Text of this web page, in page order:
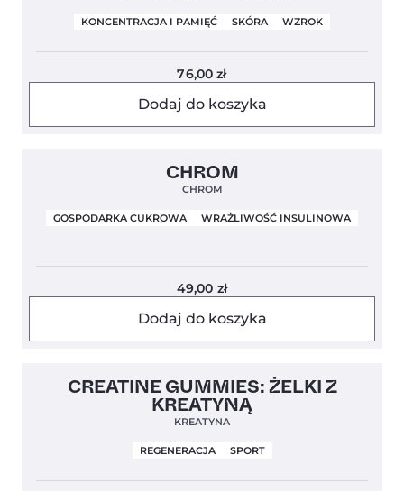
KONCENTRACJA I PAMIĘĆ SKÓRA WZROK
76,00zł
Dodaj do koszyka
CHROM
CHROM
GOSPODARKA CUKROWA WRAŻLIWOŚĆ INSULINOWA
49,00 zł
Dodaj do koszyka
CREATINE GUMMIES: ŻELKI Z
KREATYNĄ
KREATYNA
REGENERACJA SPORT